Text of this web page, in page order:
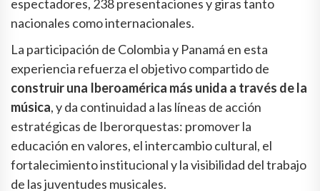
espectadores, 238 presentaciones y giras tanto
nacionales como internacionales.
La participación de Colombia y Panamá en esta
experiencia refuerza el objetivo compartido de
construir una Iberoamérica más unida a través de la
música, y da continuidad a las líneas de acción
estratégicas de Iberorquestas: promover la
educación en valores, el intercambio cultural, el
fortalecimiento institucional y la visibilidad del trabajo
de las juventudes musicales.